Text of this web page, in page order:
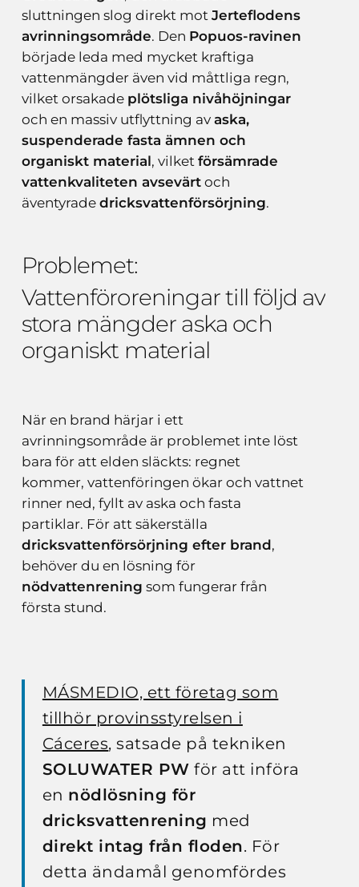
sluttningen slog direkt mot Jerteflodens
avrinningsområde. Den Popuos-ravinen
började leda med mycket kraftiga
vattenmängder även vid måttliga regn,
vilket orsakade plötsliga nivåhöjningar
och en massiv utflyttning av aska,
suspenderade fasta ämnen och
organiskt material, vilket försämrade
vattenkvaliteten avsevärtoch
äventyrade dricksvattenförsörjning.
Problemet:
Vattenföroreningartill följd av
stora mängder aska och
organiskt material
När en brand härjar i ett
avrinningsområde är problemet inte löst
bara för att elden släckts: regnet
kommer, vattenföringen ökar och vattnet
rinner ned, fyllt av aska och fasta
partiklar. För att säkerställa
dricksvattenförsörjning efter brand,
behöver du en lösning för
nödvattenrening som fungerar från
första stund.
MÁSMEDIO, ett företag som
tillhör provinsstyrelsen i
Cáceres, satsade på tekniken
SOLUWATER PW för att införa
en nödlösning för
dricksvattenrening med
direkt intag från floden. För
detta ändamål genomfördes